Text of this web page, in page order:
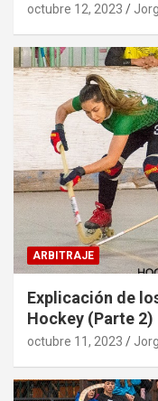
octubre 12, 2023
ARBITRAJE
Explicación de
Hockey (Parte 2)
octubre 11, 2023